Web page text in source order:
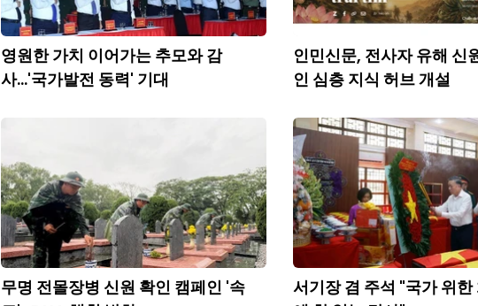
영원한 가치 이어가는 추모와 감
사...'국가발전 동력' 기대
인민신문, 전사자 유해 신
인 심층 지식 허브 개설
무명 전몰장병 신원 확인 캠페인 '속
서기장 겸 주석 "국가 위한